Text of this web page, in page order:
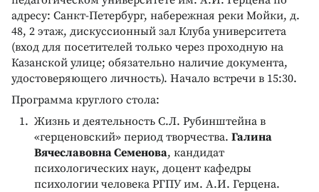
адресу: Санкт-Петербург, набережная реки Мойки, д.
48, 2 этаж, дискуссионный зал Клуба университета
(вход для посетителей только через проходную на
Казанской улице; обязательно наличие документа,
удостоверяющего личность). Начало встречи в 15:30.
Программа круглого стола:
Жизнь и деятельность С.Л. Рубинштейна в
«герценовский» период творчества. Галина
Вячеславовна Семенова, кандидат
психологических наук, доцент кафедры
психологии человека РГПУ им. А.И. Герцена.